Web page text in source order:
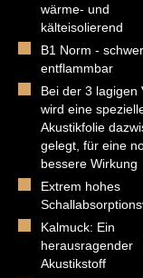
wärme- und
kälteisolierend
B1 Norm - schwer
entflammbar
Bei der 3 lagigen
wird eine
Akustikfolie
gelegt, für eine
bessere Wirkung
Extrem hohes
Kalmuck: Ein
herausragender
Akustikstoff